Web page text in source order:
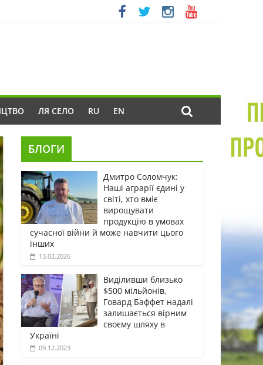
ЛЯ СЕЛО RU EN
БЛОГИ
Дмитро Соломчук:
Наші аграрії єдині у
світі, хто вміє
вирощувати
продукцію в умовах
сучасної війни й може навчити цього
інших
13.02.2026
Виділивши близько
$500 мільйонів,
Говард Баффет надалі
залишається вірним
своєму шляху в
Україні
09.12.2023